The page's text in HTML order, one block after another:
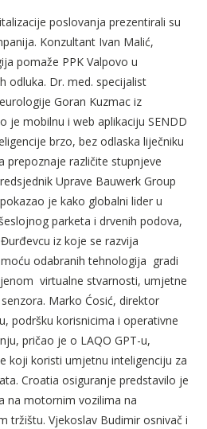
poslovanja prezentirali su
Konzultant Ivan Malić,
pomaže PPK Valpovo u
odluka. Dr. med. specijalist
Goran Kuzmac iz
je mobilnu i web aplikaciju SENDD
brzo, bez odlaska liječniku
prepoznaje različite stupnjeve
redsjednik Uprave Bauwerk Group
je kako globalni lider u
parketa i drvenih podova,
iz koje se razvija
odabranih tehnologija gradi
virtualne stvarnosti, umjetne
Marko Ćosić, direktor
podršku korisnicima i operativne
pričao je o LAQO GPT-u,
koji koristi umjetnu inteligenciju za
Croatia osiguranje predstavilo je
na motornim vozilima na
tržištu. Vjekoslav Budimir osnivač i